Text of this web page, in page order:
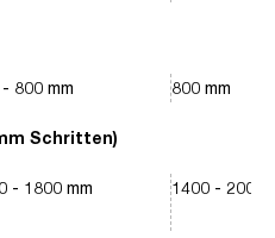
Schritten)
800 mm
- 1800 mm
800 mm
1400 - 2000